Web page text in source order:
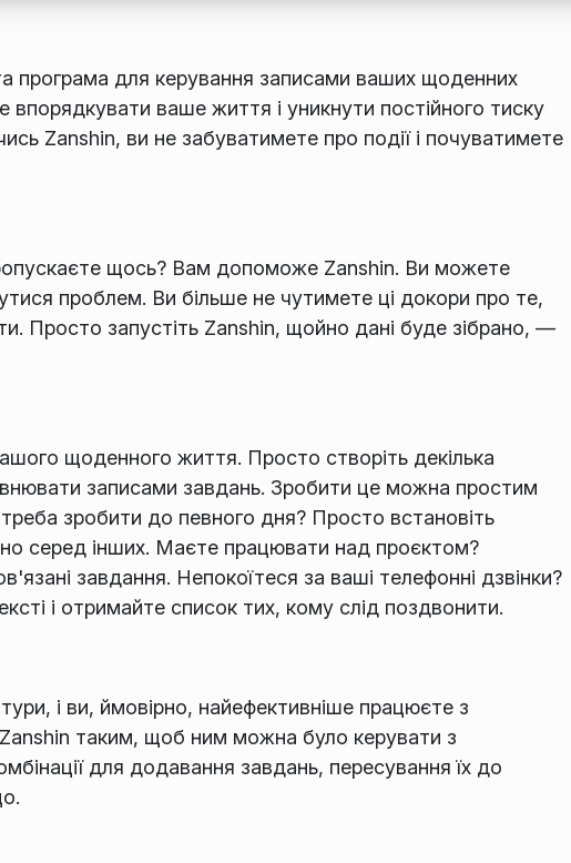
програма для керування записами ваших щоденних
ваше життя і уникнути постійного тиску
Zanshin, ви не забуватимете про події і почуватимете
щось? Вам допоможе Zanshin. Ви можете
проблем. Ви більше не чутимете ці докори про те,
Просто запустіть Zanshin, щойно дані буде зібрано, —
щоденного життя. Просто створіть декілька
записами завдань. Зробити це можна простим
зробити до певного дня? Просто встановіть
серед інших. Маєте працювати над проєктом?
завдання. Непокоїтеся за ваші телефонні дзвінки?
і отримайте список тих, кому слід поздвонити.
і ви, ймовірно, найефективніше працюєте з
таким, щоб ним можна було керувати з
для додавання завдань, пересування їх до